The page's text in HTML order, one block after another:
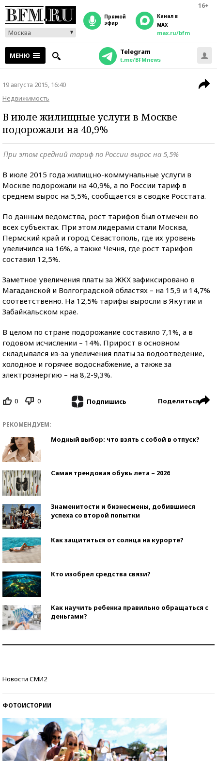
16+
Москва
прямой
эфир
Канал в
MAX
max.ru/bfm
МЕНЮ Telegram
t.me/BFMnews
19 августа 2015, 16:40
Недвижимость
В июле жилищные услуги в Москве
подорожали на 40,9%
При этом средний тариф по России вырос на 5,5%
В июле 2015 года жилищно-коммунальные услуги в
Москве подорожали на 40,9%, а по России тариф в
среднем вырос на 5,5%, сообщается в сводке Росстата.
По данным ведомства, рост тарифов был отмечен во
всех субъектах. При этом лидерами стали Москва,
Пермский край и город Севастополь, где их уровень
увеличился на 16%, а также Чечня, где рост тарифов
составил 12,5%.
Заметное увеличения платы за ЖКХ зафиксировано в
Магаданской и Волгоградской областях – на 15,9 и 14,7%
соответственно. На 12,5% тарифы выросли в Якутии и
Забайкальском крае.
В целом по стране подорожание составило 7,1%, а в
годовом исчислении – 14%. Прирост в основном
складывался из-за увеличения платы за водоотведение,
холодное и горячее водоснабжение, а также за
электроэнергию – на 8,2-9,3%.
0 0 Подпишись Поделиться
РЕКОМЕНДУЕМ:
Модный выбор: что взять с собой в отпуск?
Самая трендовая обувь лета – 2026
Знаменитости и бизнесмены, добившиеся
успеха со второй попытки
Как защититься от солнца на курорте?
Кто изобрел средства связи?
Как научить ребенка правильно обращаться с
деньгами?
Новости СМИ2
ФОТОИСТОРИИ